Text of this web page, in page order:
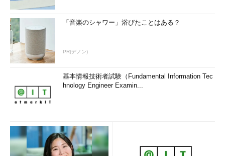
「音楽のシャワー」浴びたことはある？
PR(デノン)
基本情報技術者試験（Fundamental Information Tec
hnology Engineer Examin...